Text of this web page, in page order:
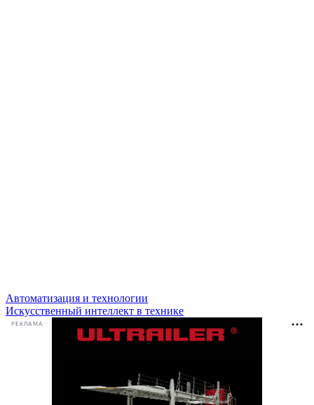
Автоматизация и технологии
Искусственный интеллект в технике
РЕКЛАМА